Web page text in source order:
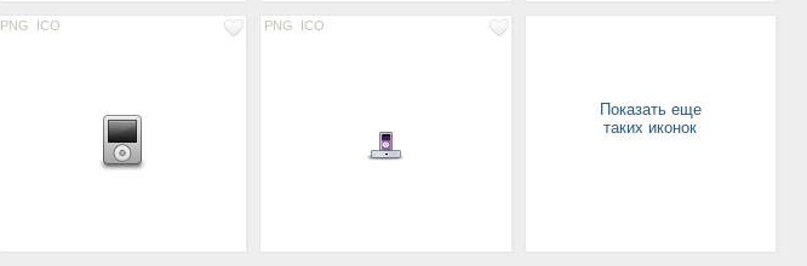
PNG ICO PNG ICO
Показать еще
таких иконок